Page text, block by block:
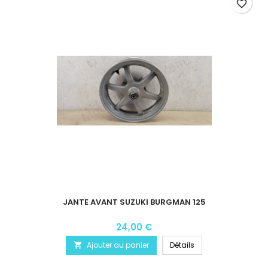
JANTE AVANT SUZUKI BURGMAN 125
24,00 €
 Ajouter au panier Détails
favorite_border